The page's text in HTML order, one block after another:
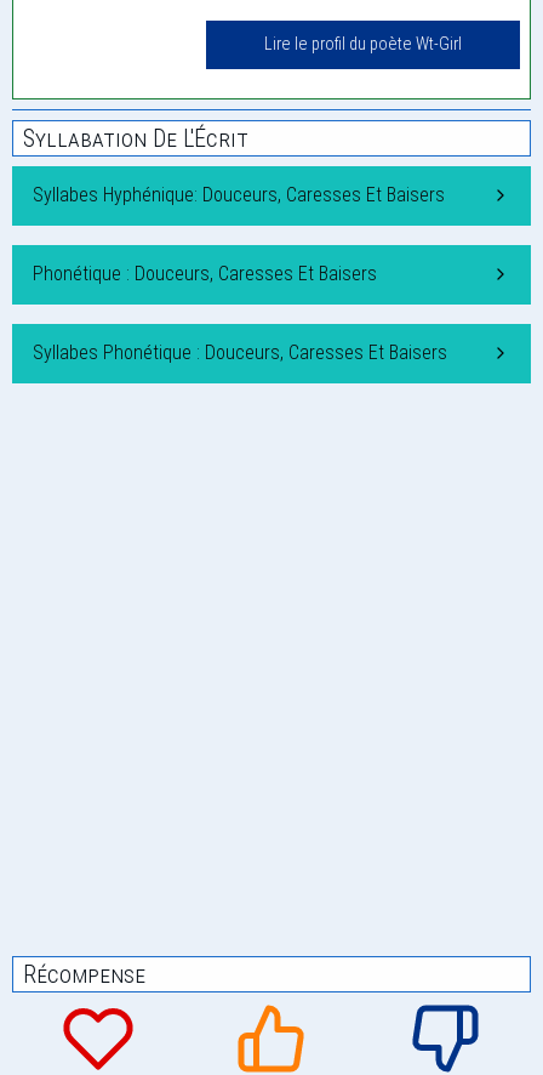
Lire le profil du poète Wt-Girl
Syllabation De L'Écrit
Syllabes Hyphénique: Douceurs, Caresses Et Baisers
Phonétique : Douceurs, Caresses Et Baisers
Syllabes Phonétique : Douceurs, Caresses Et Baisers
Récompense